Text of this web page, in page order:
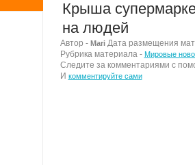
Крыша
на людей
Автор - MariДата размещения
Рубрика материала - Мировые
Следите за комментариями с
И комментируйте сами